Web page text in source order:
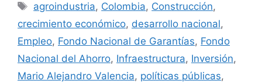
Etiquetas
agroindustria, Colombia, Construcción,
crecimiento económico, desarrollo nacional,
Empleo, Fondo Nacional de Garantías, Fondo
Nacional del Ahorro, Infraestructura, Inversión,
Mario Alejandro Valencia, políticas públicas,